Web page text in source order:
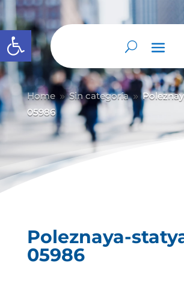
Abrir barra de herramientas
Home 9 Sin categoría 9
05986
Poleznaya-
05986